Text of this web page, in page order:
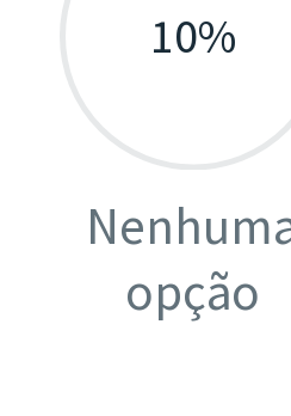
10%
opção